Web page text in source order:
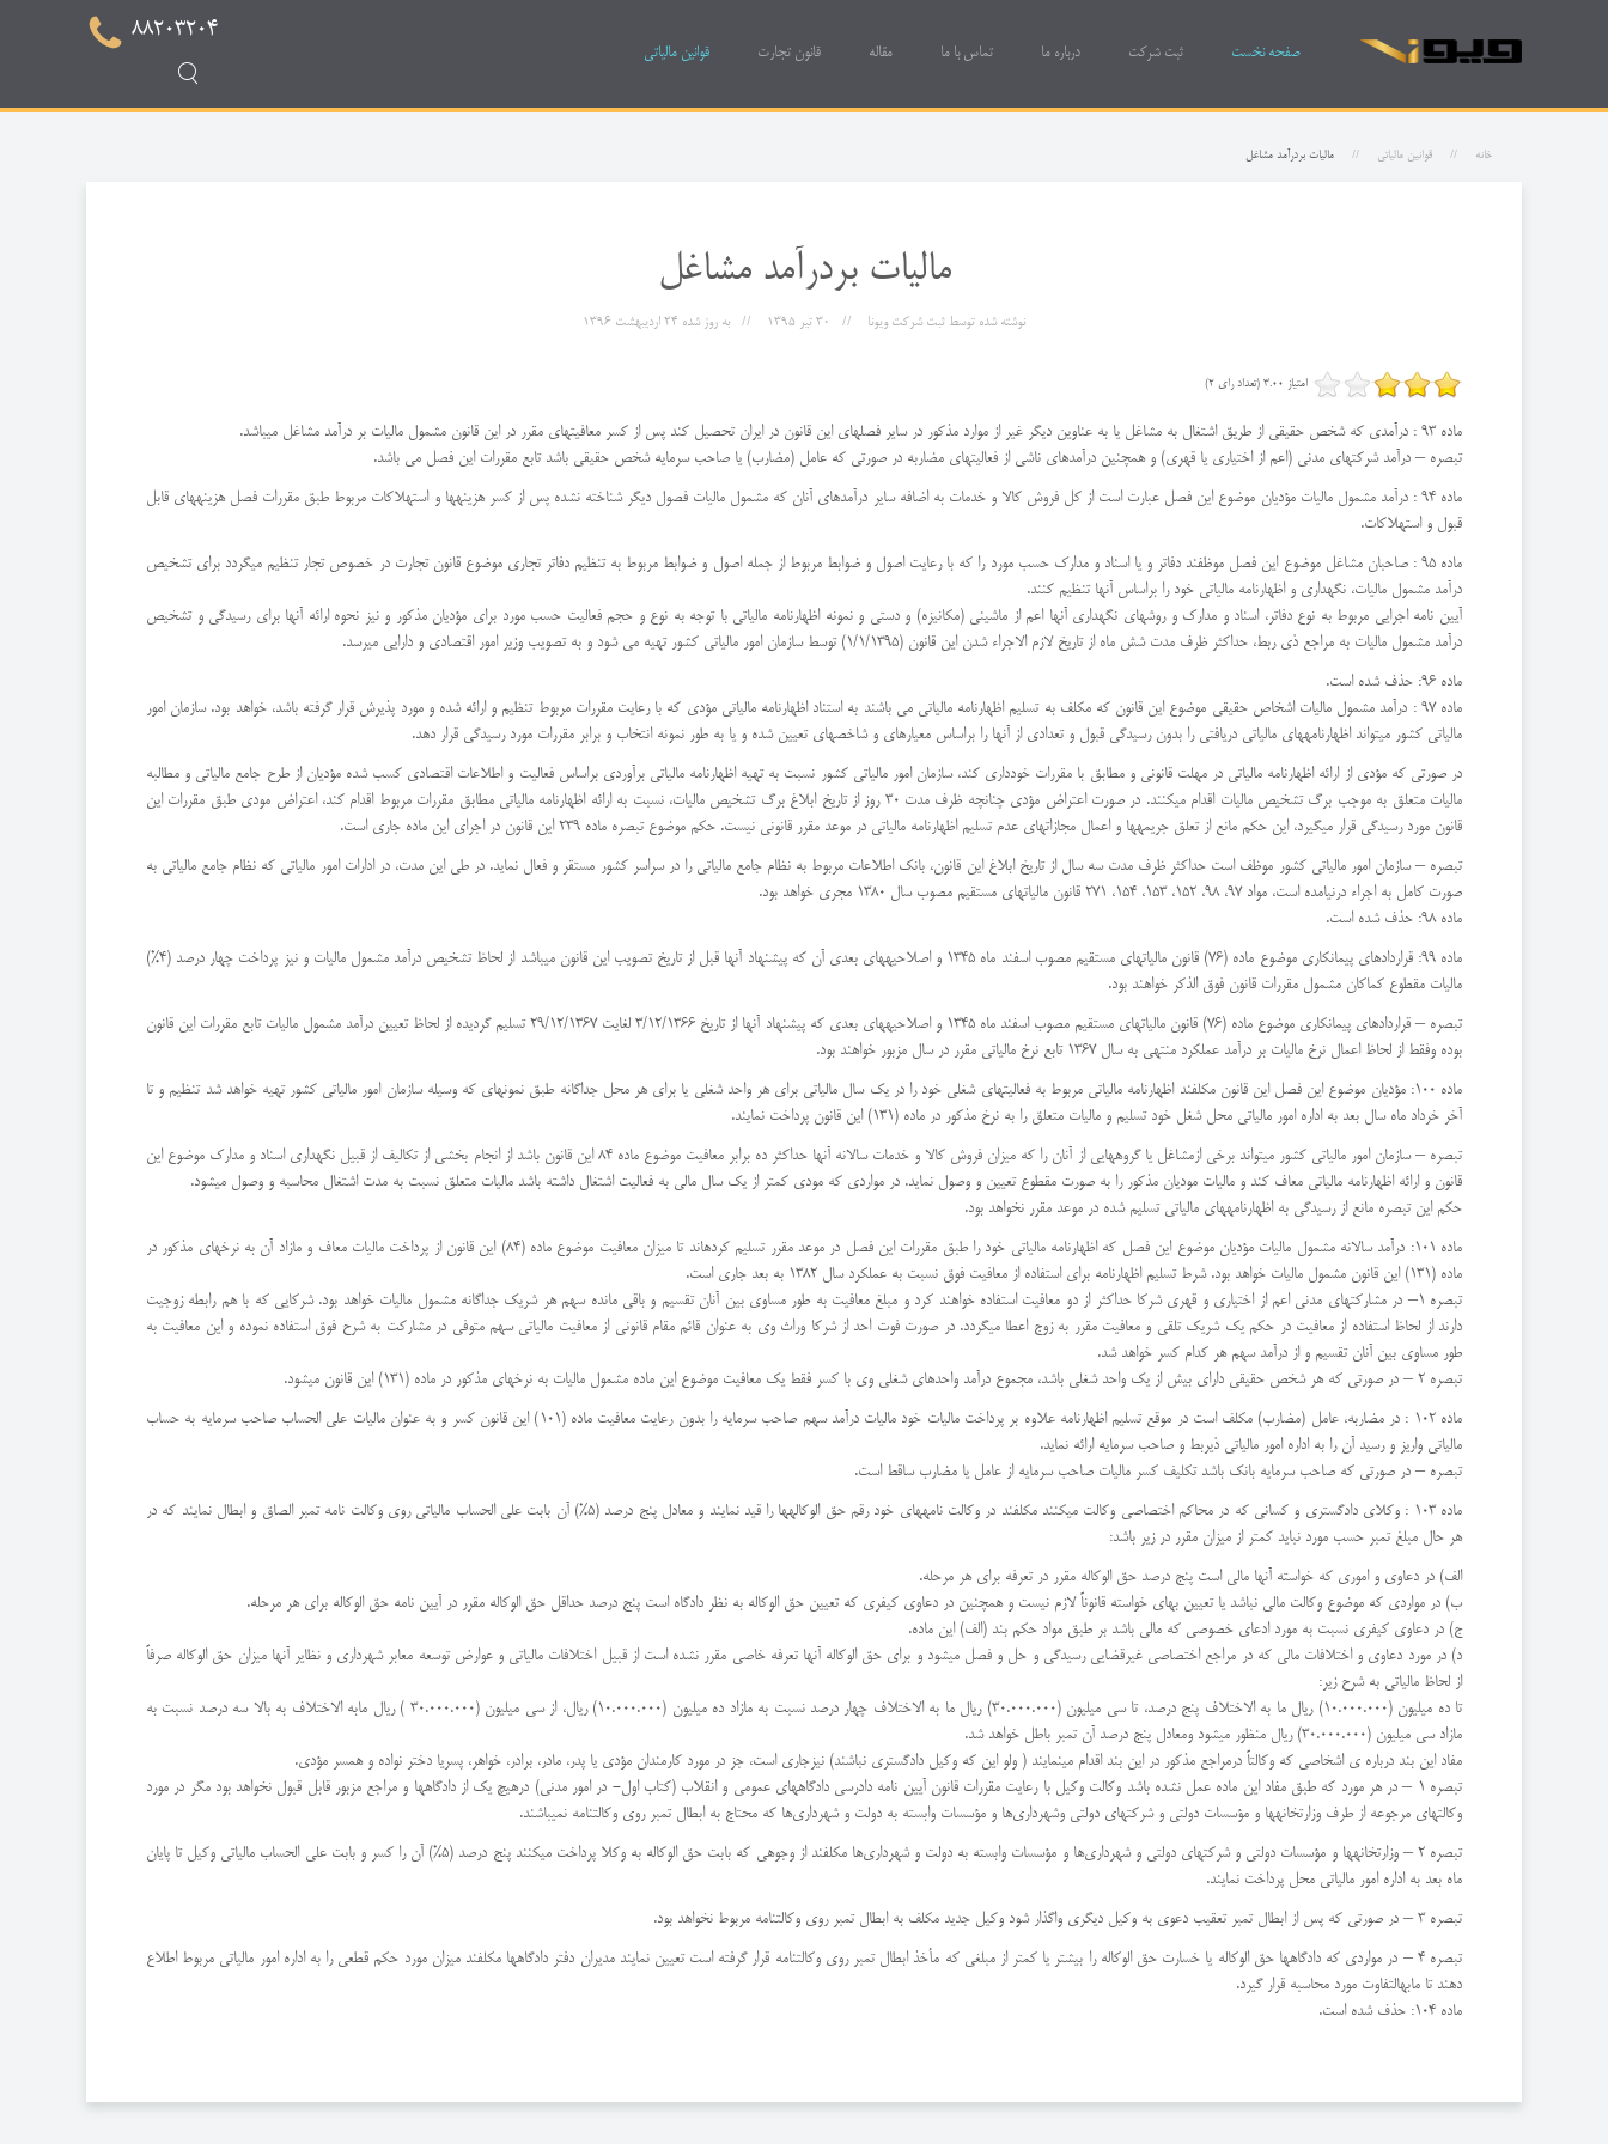
صفحه نخست ثبت شرکت درباره ما تماس با ما مقاله قانون تجارت قوانین مالیاتی
88203204
خانه قوانین مالیاتی مالیات بردرآمد مشاغل
مالیات بردرآمد مشاغل
نوشته شده توسط ثبت شرکت ویونا 30 تیر 1395 به روز شده 24 ارديبهشت 1396
امتیاز 3.00 (تعداد رای 2)
ماده 93 : درآمدی که شخص حقیقی از طریق اشتغال به مشاغل یا به عناوین دیگر غیر از موارد مذکور در سایر فصلهای این قانون در ایران تحصیل کند پس از کسر معافیتهای مقرر در این قانون مشمول مالیات بر درآمد مشاغل میباشد.
تبصره – درآمد شرکتهای مدنی (اعم از اختیاری یا قهری) و همچنین درآمدهای ناشی از فعالیتهای مضاربه در صورتی که عامل (مضارب) یا صاحب سرمایه شخص حقیقی باشد تابع مقررات این فصل می باشد.
ماده 94 : درآمد مشمول مالیات مؤدیان موضوع این فصل عبارت است از کل فروش کالا و خدمات به اضافه سایر درآمدهای آنان که مشمول مالیات فصول دیگر شناخته نشده پس از کسر هزینهها و استهلاکات مربوط طبق مقررات فصل هزینههای قابل
قبول و استهلاکات.
ماده 95 : صاحبان مشاغل موضوع این فصل موظفند دفاتر و یا اسناد و مدارک حسب مورد را که با رعایت اصول و ضوابط مربوط از جمله اصول و ضوابط مربوط به تنظیم دفاتر تجاری موضوع قانون تجارت در خصوص تجار تنظیم میگردد برای تشخیص
درآمد مشمول مالیات، نگهداری و اظهارنامه مالیاتی خود را براساس آنها تنظیم کنند.
آیین نامه اجرایی مربوط به نوع دفاتر، اسناد و مدارک و روشهای نگهداری آنها اعم از ماشینی (مکانیزه) و دستی و نمونه اظهارنامه مالیاتی با توجه به نوع و حجم فعالیت حسب مورد برای مؤدیان مذکور و نیز نحوه ارائه آنها برای رسیدگی و تشخیص
درآمد مشمول مالیات به مراجع ذی ربط، حداکثر ظرف مدت شش ماه از تاریخ لازم الاجراء شدن این قانون (1/1/1395) توسط سازمان امور مالیاتی کشور تهیه می شود و به تصویب وزیر امور اقتصادی و دارایی میرسد.
ماده 96: حذف شده است.
ماده 97 : درآمد مشمول مالیات اشخاص حقیقی موضوع این قانون که مکلف به تسلیم اظهارنامه مالیاتی می باشند به استناد اظهارنامه مالیاتی مؤدی که با رعایت مقررات مربوط تنظیم و ارائه شده و مورد پذیرش قرار گرفته باشد، خواهد بود. سازمان امور
مالیاتی کشور میتواند اظهارنامههای مالیاتی دریافتی را بدون رسیدگی قبول و تعدادی از آنها را براساس معیارهای و شاخصهای تعیین شده و یا به طور نمونه انتخاب و برابر مقررات مورد رسیدگی قرار دهد.
در صورتی که مؤدی از ارائه اظهارنامه مالیاتی در مهلت قانونی و مطابق با مقررات خودداری کند، سازمان امور مالیاتی کشور نسبت به تهیه اظهارنامه مالیاتی برآوردی براساس فعالیت و اطلاعات اقتصادی کسب شده مؤدیان از طرح جامع مالیاتی و مطالبه
مالیات متعلق به موجب برگ تشخیص مالیات اقدام میکنند. در صورت اعتراض مؤدی چنانچه ظرف مدت 30 روز از تاریخ ابلاغ برگ تشخیص مالیات، نسبت به ارائه اظهارنامه مالیاتی مطابق مقررات مربوط اقدام کند، اعتراض مودی طبق مقررات این
قانون مورد رسیدگی قرار میگیرد، این حکم مانع از تعلق جریمهها و اعمال مجازاتهای عدم تسلیم اظهارنامه مالیاتی در موعد مقرر قانونی نیست. حکم موضوع تبصره ماده 239 این قانون در اجرای این ماده جاری است.
تبصره – سازمان امور مالیاتی کشور موظف است حداکثر ظرف مدت سه سال از تاریخ ابلاغ این قانون، بانک اطلاعات مربوط به نظام جامع مالیاتی را در سراسر کشور مستقر و فعال نماید. در طی این مدت، در ادارات امور مالیاتی که نظام جامع مالیاتی به
صورت کامل به اجراء درنیامده است، مواد 97، 98، 152، 153، 154، 271 قانون مالیاتهای مستقیم مصوب سال 1380 مجری خواهد بود.
ماده 98: حذف شده است.
ماده 99: قراردادهای پیمانکاری موضوع ماده (76) قانون مالیاتهای مستقیم مصوب اسفند ماه 1345 و اصلاحیههای بعدی آن که پیشنهاد آنها قبل از تاریخ تصویب این قانون میباشد از لحاظ تشخیص درآمد مشمول مالیات و نیز پرداخت چهار درصد (4%)
مالیات مقطوع کماکان مشمول مقررات قانون فوق الذکر خواهند بود.
تبصره – قراردادهای پیمانکاری موضوع ماده (76) قانون مالیاتهای مستقیم مصوب اسفند ماه 1345 و اصلاحیههای بعدی که پیشنهاد آنها از تاریخ 3/12/1366 لغایت 29/12/1367 تسلیم گردیده از لحاظ تعیین درآمد مشمول مالیات تابع مقررات این قانون
بوده وفقط از لحاظ اعمال نرخ مالیات بر درآمد عملکرد منتهی به سال 1367 تابع نرخ مالیاتی مقرر در سال مزبور خواهند بود.
ماده 100: مؤدیان موضوع این فصل این قانون مکلفند اظهارنامه مالیاتی مربوط به فعالیتهای شغلی خود را در یک سال مالیاتی برای هر واحد شغلی یا برای هر محل جداگانه طبق نمونهای که وسیله سازمان امور مالیاتی کشور تهیه خواهد شد تنظیم و تا
آخر خرداد ماه سال بعد به اداره امور مالیاتی محل شغل خود تسلیم و مالیات متعلق را به نرخ مذکور در ماده (131) این قانون پرداخت نمایند.
تبصره – سازمان امور مالیاتی کشور میتواند برخی ازمشاغل یا گروههایی از آنان را که میزان فروش کالا و خدمات سالانه آنها حداکثر ده برابر معافیت موضوع ماده 84 این قانون باشد از انجام بخشی از تکالیف از قبیل نگهداری اسناد و مدارک موضوع این
قانون و ارائه اظهارنامه مالیاتی معاف کند و مالیات مودیان مذکور را به صورت مقطوع تعیین و وصول نماید. در مواردی که مودی کمتر از یک سال مالی به فعالیت اشتغال داشته باشد مالیات متعلق نسبت به مدت اشتغال محاسبه و وصول میشود.
حکم این تبصره مانع از رسیدگی به اظهارنامههای مالیاتی تسلیم شده در موعد مقرر نخواهد بود.
ماده 101: درآمد سالانه مشمول مالیات مؤدیان موضوع این فصل که اظهارنامه مالیاتی خود را طبق مقررات این فصل در موعد مقرر تسلیم کردهاند تا میزان معافیت موضوع ماده (84) این قانون از پرداخت مالیات معاف و مازاد آن به نرخهای مذکور در
ماده (131) این قانون مشمول مالیات خواهد بود. شرط تسلیم اظهارنامه برای استفاده از معافیت فوق نسبت به عملکرد سال 1382 به بعد جاری است.
تبصره 1– در مشارکتهای مدنی اعم از اختیاری و قهری شرکا حداکثر از دو معافیت استفاده خواهند کرد و مبلغ معافیت به طور مساوی بین آنان تقسیم و باقی مانده سهم هر شریک جداگانه مشمول مالیات خواهد بود. شرکایی که با هم رابطه زوجیت
دارند از لحاظ استفاده از معافیت در حکم یک شریک تلقی و معافیت مقرر به زوج اعطا میگردد. در صورت فوت احد از شرکا وراث وی به عنوان قائم مقام قانونی از معافیت مالیاتی سهم متوفی در مشارکت به شرح فوق استفاده نموده و این معافیت به
طور مساوی بین آنان تقسیم و از درآمد سهم هر کدام کسر خواهد شد.
تبصره 2 – در صورتی که هر شخص حقیقی دارای بیش از یک واحد شغلی باشد، مجموع درآمد واحدهای شغلی وی با کسر فقط یک معافیت موضوع این ماده مشمول مالیات به نرخهای مذکور در ماده (131) این قانون میشود.
ماده 102 : در مضاربه، عامل (مضارب) مکلف است در موقع تسلیم اظهارنامه علاوه بر پرداخت مالیات خود مالیات درآمد سهم صاحب سرمایه را بدون رعایت معافیت ماده (101) این قانون کسر و به عنوان مالیات علی الحساب صاحب سرمایه به حساب
مالیاتی واریز و رسید آن را به اداره امور مالیاتی ذیربط و صاحب سرمایه ارائه نماید.
تبصره – در صورتی که صاحب سرمایه بانک باشد تکلیف کسر مالیات صاحب سرمایه از عامل یا مضارب ساقط است.
ماده 103 : وکلای دادگستری و کسانی که در محاکم اختصاصی وکالت میکنند مکلفند در وکالت نامههای خود رقم حق الوکالهها را قید نمایند و معادل پنج درصد (5%) آن بابت علی الحساب مالیاتی روی وکالت نامه تمبر الصاق و ابطال نمایند که در
هر حال مبلغ تمبر حسب مورد نباید کمتر از میزان مقرر در زیر باشد:
الف) در دعاوی و اموری که خواسته آنها مالی است پنج درصد حق الوکاله مقرر در تعرفه برای هر مرحله.
ب) در مواردی که موضوع وکالت مالی نباشد یا تعیین بهای خواسته قانوناً لازم نیست و همچنین در دعاوی کیفری که تعیین حق الوکاله به نظر دادگاه است پنج درصد حداقل حق الوکاله مقرر در آیین نامه حق الوکاله برای هر مرحله.
ج) در دعاوی کیفری نسبت به مورد ادعای خصوصی که مالی باشد بر طبق مواد حکم بند (الف) این ماده.
د) در مورد دعاوی و اختلافات مالی که در مراجع اختصاصی غیرقضایی رسیدگی و حل و فصل میشود و برای حق الوکاله آنها تعرفه خاصی مقرر نشده است از قبیل اختلافات مالیاتی و عوارض توسعه معابر شهرداری و نظایر آنها میزان حق الوکاله صرفاً
از لحاظ مالیاتی به شرح زیر:
تا ده میلیون (10.000.000) ریال ما به الاختلاف پنج درصد، تا سی میلیون (30.000.000) ریال ما به الاختلاف چهار درصد نسبت به مازاد ده میلیون (10.000.000) ریال، از سی میلیون (30.000.000 ) ریال مابه الاختلاف به بالا سه درصد نسبت به
مازاد سی میلیون (30.000.000) ریال منظور میشود ومعادل پنج درصد آن تمبر باطل خواهد شد.
مفاد این بند درباره ی اشخاصی که وکالتاً درمراجع مذکور در این بند اقدام مینمایند ( ولو این که وکیل دادگستری نباشند) نیزجاری است، جز در مورد کارمندان مؤدی یا پدر، مادر، برادر، خواهر، پسریا دختر نواده و همسر مؤدی.
تبصره 1 – در هر مورد که طبق مفاد این ماده عمل نشده باشد وکالت وکیل با رعایت مقررات قانون آیین نامه دادرسی دادگاههای عمومی و انقلاب (کتاب اول- در امور مدنی) درهیچ یک از دادگاهها و مراجع مزبور قابل قبول نخواهد بود مگر در مورد
وکالتهای مرجوعه از طرف وزارتخانهها و مؤسسات دولتی و شرکتهای دولتی وشهرداری‌ها و مؤسسات وابسته به دولت و شهرداری‌ها که محتاج به ابطال تمبر روی وکالتنامه نمیباشند.
تبصره 2 – وزارتخانهها و مؤسسات دولتی و شرکتهای دولتی و شهرداری‌ها و مؤسسات وابسته به دولت و شهرداری‌ها مکلفند از وجوهی که بابت حق الوکاله به وکلا پرداخت میکنند پنج درصد (5%) آن را کسر و بابت علی الحساب مالیاتی وکیل تا پایان
ماه بعد به اداره امور مالیاتی محل پرداخت نمایند.
تبصره 3 – در صورتی که پس از ابطال تمبر تعقیب دعوی به وکیل دیگری واگذار شود وکیل جدید مکلف به ابطال تمبر روی وکالتنامه مربوط نخواهد بود.
تبصره 4 – در مواردی که دادگاهها حق الوکاله یا خسارت حق الوکاله را بیشتر یا کمتر از مبلغی که مأخذ ابطال تمبر روی وکالتنامه قرار گرفته است تعیین نمایند مدیران دفتر دادگاهها مکلفند میزان مورد حکم قطعی را به اداره امور مالیاتی مربوط اطلاع
دهند تا مابهالتفاوت مورد محاسبه قرار گیرد.
ماده 104: حذف شده است.